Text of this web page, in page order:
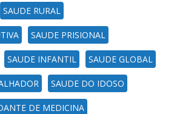
SAUDE RURAL
SAUDE PRISIONAL
SAUDE INFANTIL SAUDE GLOBAL
SAUDE DO IDOSO
DE MEDICINA